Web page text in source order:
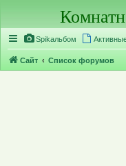
Spikальбом
Сайт Список форумов